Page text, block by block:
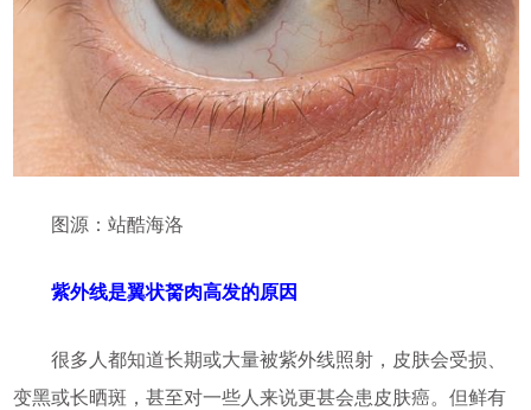
图源：站酷海洛
紫外线是翼状胬肉高发的原因
很多人都知道长期或大量被紫外线照射，皮肤会受损、
变黑或长晒斑，甚至对一些人来说更甚会患皮肤癌。但鲜有